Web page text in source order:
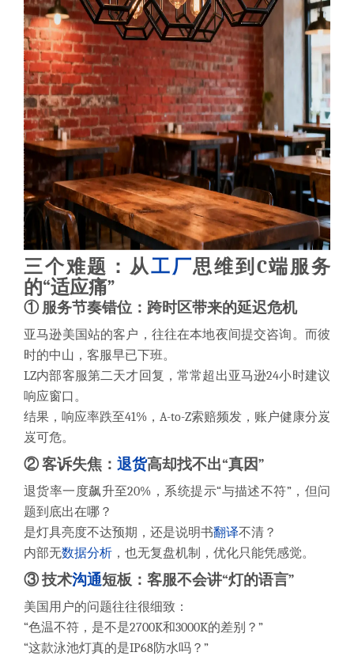
三个难题：从工厂思维到C端服务
的“适应痛”
① 服务节奏错位：跨时区带来的延迟危机
亚马逊美国站的客户，往往在本地夜间提交咨询。而彼
时的中山，客服早已下班。
LZ内部客服第二天才回复，常常超出亚马逊24小时建议
响应窗口。
结果，响应率跌至41%，A-to-Z索赔频发，账户健康分岌
岌可危。
② 客诉失焦： 退货高却找不出“真因”
退货率一度飙升至20%，系统提示“与描述不符”，但问
题到底出在哪？
是灯具亮度不达预期，还是说明书翻译不清？
内部无数据分析 ，也无复盘机制，优化只能凭感觉。
③ 技术沟通短板：客服不会讲“灯的语言”
美国用户的问题往往很细致：
“色温不符，是不是2700K和3000K的差别？”
“这款泳池灯真的是IP68防水吗？”